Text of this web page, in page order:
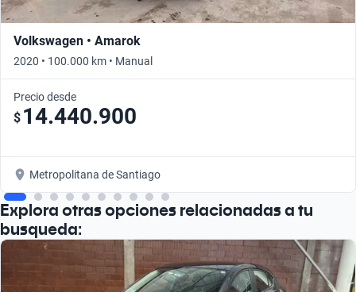
Volkswagen • Amarok
2020 • 100.000 km • Manual
Precio desde
$ 14.440.900
Metropolitana de Santiago
Explora otras opciones relacionadas a tu
busqueda: